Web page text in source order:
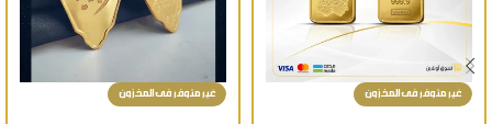
غير متوفر فى المخزون غير متوفر فى المخزون